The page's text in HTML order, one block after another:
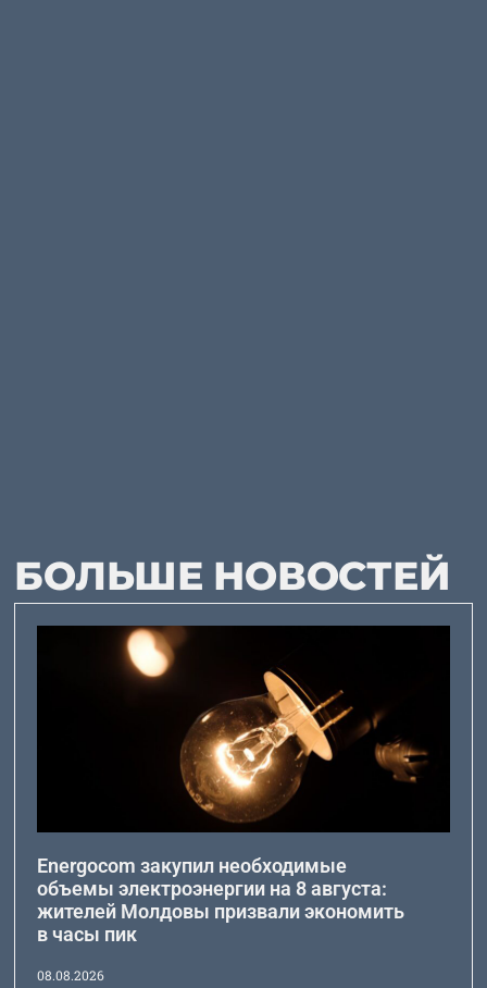
БОЛЬШЕ НОВОСТЕЙ
Energocom закупил необходимые
объемы электроэнергии на 8 августа:
жителей Молдовы призвали экономить
в часы пик
08.08.2026